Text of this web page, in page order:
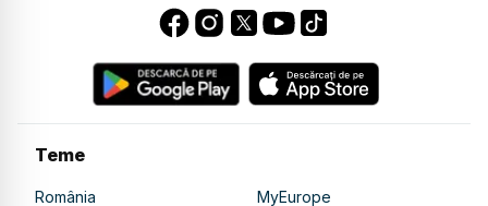
Teme
România
MyEurope